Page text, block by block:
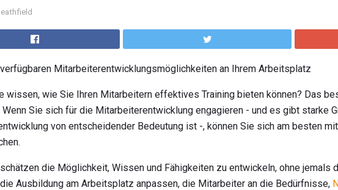
Mitarbeiterentwicklungsmöglichkeiten an Ihrem Arbeitsplatz
wissen, wie Sie Ihren Mitarbeitern effektives Training bieten können? Das
Sie sich für die Mitarbeiterentwicklung engagieren - und es gibt starke
von entscheidender Bedeutung ist -, können Sie sich am besten mit
die Möglichkeit, Wissen und Fähigkeiten zu entwickeln, ohne jemals
Ausbildung am Arbeitsplatz anpassen, die Mitarbeiter an die Bedürfnisse,